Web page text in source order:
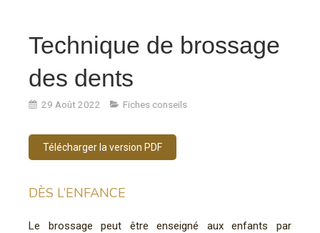
Technique de brossage
des dents
29 Août 2022 Fiches conseils
Télécharger la version PDF
DÈS L’ENFANCE
Le brossage peut être enseigné aux enfants par